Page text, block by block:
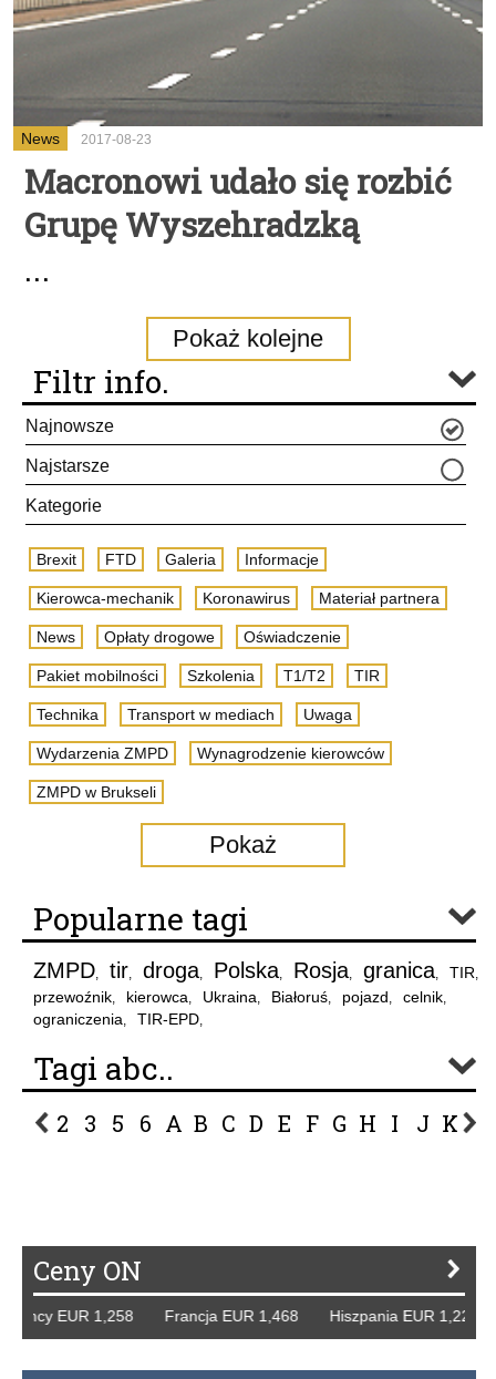
News 2017-08-23
Macronowi udało się rozbić
Grupę Wyszehradzką
...
Pokaż kolejne
Filtr info.
Najnowsze
Najstarsze
Kategorie
Brexit FTD Galeria Informacje
Kierowca-mechanik Koronawirus Materiał partnera
News Opłaty drogowe Oświadczenie
Pakiet mobilności Szkolenia T1/T2 TIR
Technika Transport w mediach Uwaga
Wydarzenia ZMPD Wynagrodzenie kierowców
ZMPD w Brukseli
Pokaż
Popularne tagi
ZMPD, tir, droga, Polska, Rosja, granica, TIR,
przewoźnik, kierowca, Ukraina, Białoruś, pojazd, celnik,
ograniczenia, TIR-EPD,
Tagi abc..
2 3 5 6 A B C D E F G H I J K L
Ceny ON
EUR 1,258 Francja EUR 1,468 Hiszpania EUR 1,229